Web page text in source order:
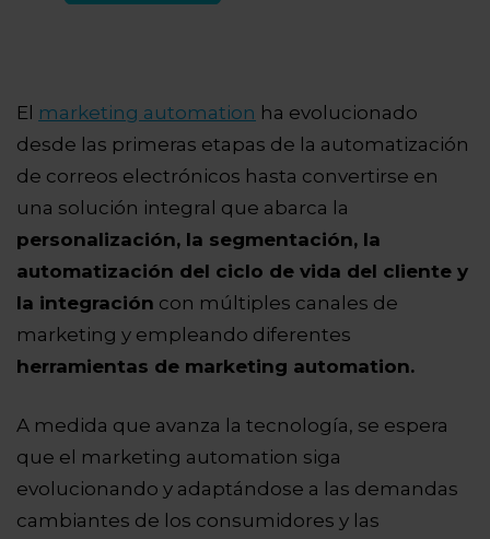
El marketing automation ha evolucionado
desde las primeras etapas de la automatización
de correos electrónicos hasta convertirse en
una solución integral que abarca la
personalización, la segmentación, la
automatización del ciclo de vida del cliente y
la integración con múltiples canales de
marketing y empleando diferentes
herramientas de marketing automation.
A medida que avanza la tecnología, se espera
que el marketing automation siga
evolucionando y adaptándose a las demandas
cambiantes de los consumidores y las